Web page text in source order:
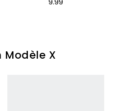
9.99
Modèle X